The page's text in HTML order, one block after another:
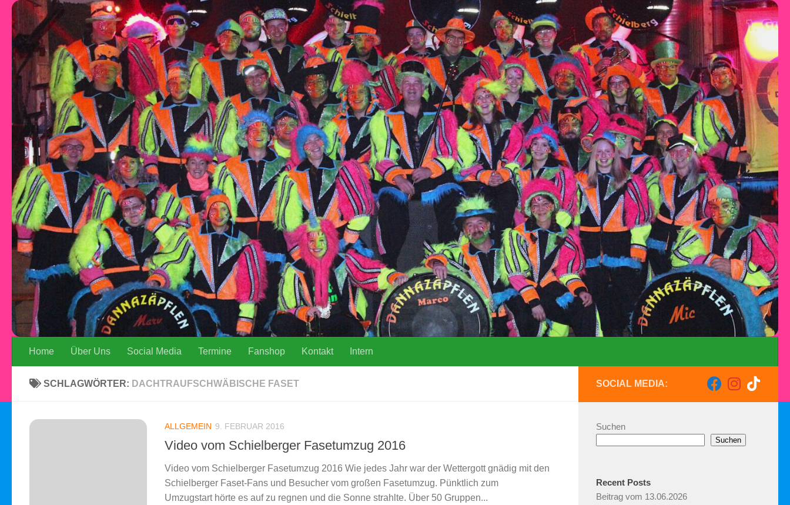
Zum Inhalt springen
Home Über Uns Social Media Termine Fanshop Kontakt Intern
SCHLAGWÖRTER: DACHTRAUFSCHWÄBISCHE FASET
ALLGEMEIN 9. FEBRUAR 2016
Video vom Schielberger Fasetumzug 2016
Video vom Schielberger Fasetumzug 2016 Wie jedes Jahr war der Wettergott gnädig mit den
Schielberger Faset-Fans und Besucher vom großen Fasetumzug. Pünktlich zum
Umzugstart hörte es auf zu regnen und die Sonne strahlte. Über 50 Gruppen...
SOCIAL MEDIA:
Suchen
Suchen
Recent Posts
Beitrag vom 13.06.2026